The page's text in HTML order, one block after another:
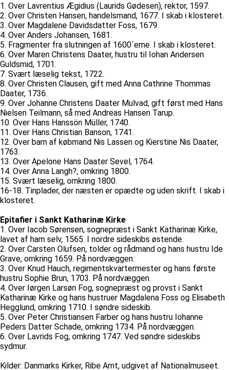
1. Over Lavrentius Ægidius (Laurids Gødesen), rektor, 1597.
2. Over Christen Hansen, handelsmand, 1677. I skab i klosteret.
3. Over Magdalene Davidsdatter Foss, 1679.
4. Over Anders Johansen, 1681.
5. Fragmenter fra slutningen af 1600´erne. I skab i klosteret.
6. Over Maren Christens Daater, hustru til Iohan Andersen
Guldsmid, 1701.
7. Svært læselig tekst, 1722.
8. Over Christen Clausen, gift med Anna Cathrine Thommas
Daater, 1736.
9. Over Johanne Christens Daater Mulvad, gift først med Hans
Nielsen Teilmann, så med Andreas Hansen Tarup.
10. Over Hans Hanssön Müller, 1740.
11. Over Hans Christian Banson, 1741.
12. Over barn af købmand Nis Lassen og Kierstine Nis Daater,
1763.
13. Over Apelone Hans Daater Sevel, 1764.
14. Over Anna Langh?, omkring 1800.
15. Svært læselig, omkring 1800.
16-18. Tinplader, der næsten er opædte og uden skrift. I skab i
klosteret.
Epitafier i Sankt Katharinæ Kirke
1. Over Iacob Sørensen, sognepræst i Sankt Katharinæ Kirke,
lavet af ham selv, 1565. I nordre sideskibs østende.
2. Over Carsten Olufsen, tolder og rådmand og hans hustru Ide
Grave, omkring 1659. På nordvæggen.
3. Over Knud Hauch, regimentskvartermester og hans første
hustru Sophie Brun, 1703. På nordvæggen.
4. Over Iørgen Larsøn Fog, sognepræst og provst i Sankt
Katharinæ Kirke og hans hustruer Magdalena Foss og Elisabeth
Hegglund, omkring 1710. I søndre sideskib.
5. Over Peter Christiansen Farber og hans hustru Iohanne
Peders Datter Schade, omkring 1734. På nordvæggen.
6. Over Lavrids Fog, omkring 1747. Ved søndre sideskibs
sydmur.
Kilder: Danmarks Kirker, Ribe Amt, udgivet af Nationalmuseet.